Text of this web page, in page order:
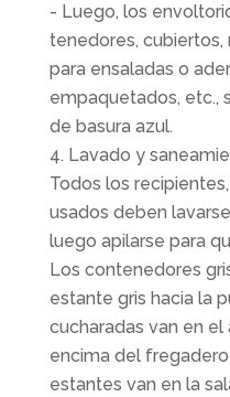
- Luego, los
tenedores,
para ensaladas o
empaquetados, etc.,
de basura azul.
Lavado y
Todos los
usados deben
luego apilarse para
Los contenedores
estante gris hacia la
cucharadas van en
encima del
estantes van en la